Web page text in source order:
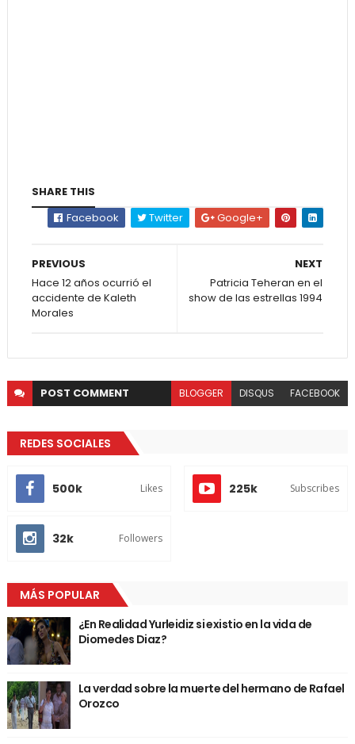
SHARE THIS
Facebook
Twitter Google+
NEXT
Patricia Teheran en el
show de las estrellas 1994
PREVIOUS
Hace 12 años ocurrió el
accidente de Kaleth
Morales
POST COMMENT BLOGGER DISQUS FACEBOOK
REDES SOCIALES
500k Likes 225k Subscribes
32k Followers
MÁS POPULAR
¿En Realidad Yurleidiz si existio en la vida de
Diomedes Diaz?
La verdad sobre la muerte del hermano de Rafael
Orozco